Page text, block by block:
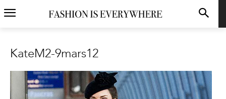
KateM2-9mars12